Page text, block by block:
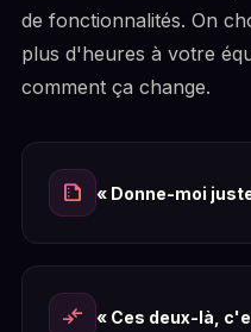
de fonctionnalités. On
plus d'heures à votre
comment ça change.
summarize « Donne-moi
compare_arrows « Ces deux-là,